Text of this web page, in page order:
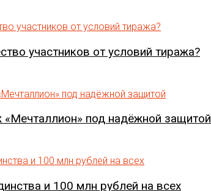
участников от условий тиража?
«Мечталлион» под надёжной защитой
и 100 млн рублей на всех